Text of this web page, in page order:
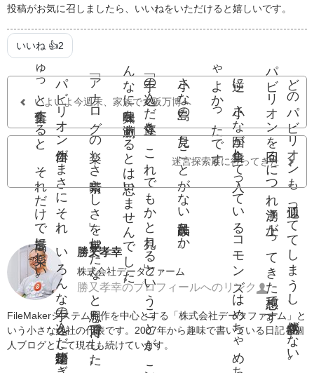
ど
の
パ
ビ
リ
オ
ン
も
、似通
っ
て
て
し
ま
う
し
、立体感
が
な
い
。
パビ
リ
オ
ン
を回
る
に
つ
れ湧
き上
が
っ
て
き
た感想
で
す
。
逆に
、小
さ
な国
が集合
し
て入
っ
て
い
る
コ
モ
ン
ズ
は
め
ち
ゃ
め
ち
ゃよ
か
っ
た
で
す
。
小さな島の、見たことがない民族品とか。
「手の込
ん
だ立体
を
、
こ
れ
で
も
か
と見
れ
る」
と
い
う
こ
と
が
、
こ
んな
に興味
を刺激
す
る
と
は思
い
ま
せ
ん
で
し
た
。
「アナログの楽しさ素晴らしさ」を実感したな、と思う万博でした。
パ
ビ
リ
オ
ン自体
が
ま
さ
に
そ
れ
。
い
ろ
ん
な手
の込
ん
だ建築物
が
ぎ
ゅっ
と集合
す
る
と
、
そ
れ
だ
け
で最高
に楽
し
い
。
投稿がお気に召しましたら、いいねをいただけると嬉しいです。
いいね 👍2
いよいよ今週末、家族で大阪万博へ
迷宮探索展に行ってきた
勝又孝幸
株式会社データファーム
勝又孝幸のプロフィールへのリンク
FileMakerシステム制作を中心とする「株式会社データファーム」と
いう小さな会社の代表です。2007年から趣味で書いている日記を個
人ブログとして現在も続けています。